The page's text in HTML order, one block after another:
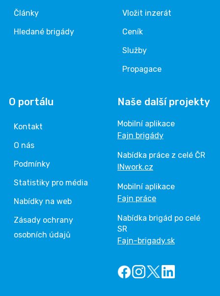
Články
Hledané brigády
Vložit inzerát
Ceník
Služby
Propagace
O portálu
Kontakt
O nás
Podmínky
Statistiky pro média
Nabídky na web
Zásady ochrany
osobních údajů
Naše další projekty
Mobilní aplikace
Fajn brigády
Nabídka práce z celé ČR
INwork.cz
Mobilní aplikace
Fajn práce
Nabídka brigád po celé
SR
Fajn-brigady.sk